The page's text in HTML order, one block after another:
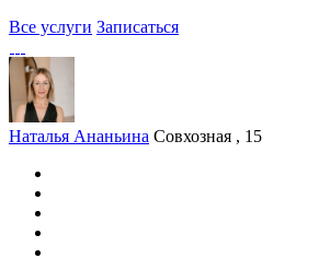
Все услуги Записаться
Наталья Ананьина Совхозная , 15